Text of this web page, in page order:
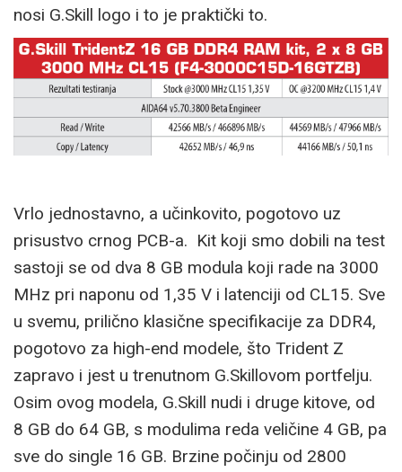
nosi G.Skill logo i to je praktički to.
Vrlo jednostavno, a učinkovito, pogotovo uz
prisustvo crnog PCB-a. Kit koji smo dobili na test
sastoji se od dva 8 GB modula koji rade na 3000
MHz pri naponu od 1,35 V i latenciji od CL15. Sve
u svemu, prilično klasične specifikacije za DDR4,
pogotovo za high-end modele, što Trident Z
zapravo i jest u trenutnom G.Skillovom portfelju.
Osim ovog modela, G.Skill nudi i druge kitove, od
8 GB do 64 GB, s modulima reda veličine 4 GB, pa
sve do single 16 GB. Brzine počinju od 2800